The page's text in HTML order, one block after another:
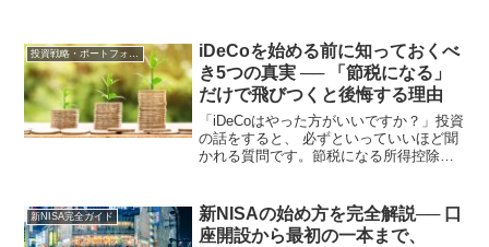
投資戦略・ポートフォリオ
iDeCoを始める前に知っておくべ
き5つの真実 ── 「節税になる」
だけで飛びつくと後悔する理由
「iDeCoはやった方がいいですか？」投資
の話をすると、 必ずといっていいほど聞
かれる質問です。節税になる所得控除が
らないと損」という空気が 年々強くなっ
ています。し...
新NISA完全ガイド
新NISAの始め方を完全解説── 口
座開設から最初の一本まで、